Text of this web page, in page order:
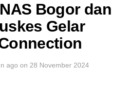
Bogor dan
Gelar
ago on 28 November 2024